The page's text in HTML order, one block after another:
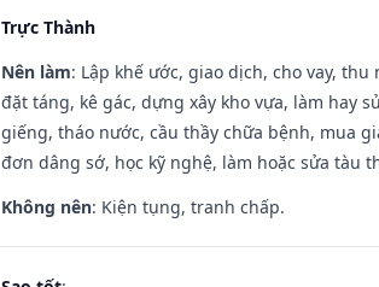
Trực Thành
Nên làm: Lập khế ước, giao dịch, cho vay,
đặt táng, kê gác, dựng xây kho vựa, làm hay
giếng, tháo nước, cầu thầy chữa bệnh, mua
đơn dâng sớ, học kỹ nghệ, làm hoặc sửa tàu
Không nên: Kiện tụng, tranh chấp.